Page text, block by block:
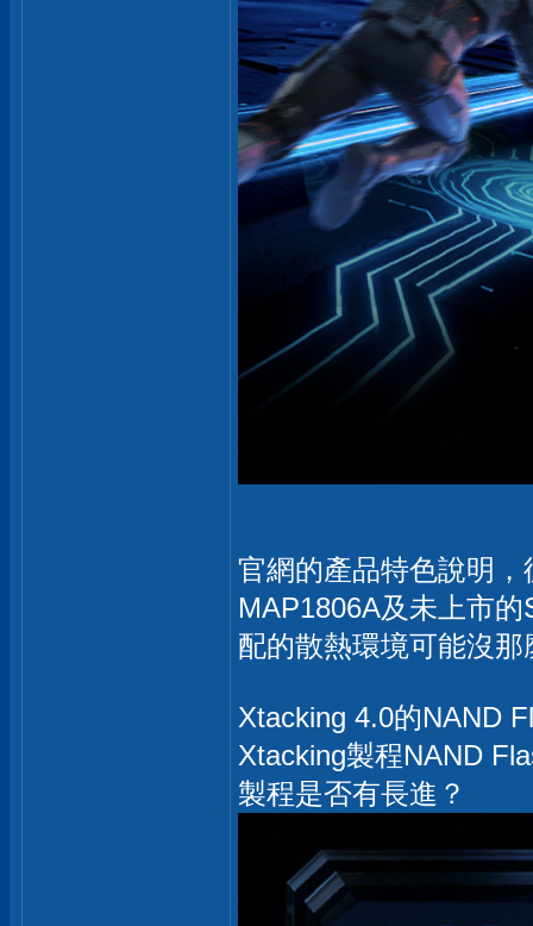
官網的產品特色說明
MAP1806A及未上市
配的散熱環境可能沒那
Xtacking 4.0的NAND
Xtacking製程NAND
製程是否有長進？